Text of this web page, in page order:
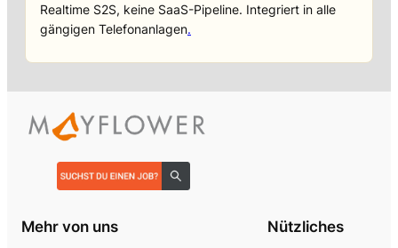
Realtime S2S, keine SaaS-Pipeline. Integriert in alle
gängigen Telefonanlagen.
Mehr von uns Nützliches